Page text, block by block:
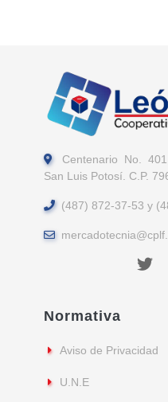
Centenario No.
San Luis Potosí. C.P.
(487) 872-37-53 y
Normativa
Aviso de Privacidad
U.N.E